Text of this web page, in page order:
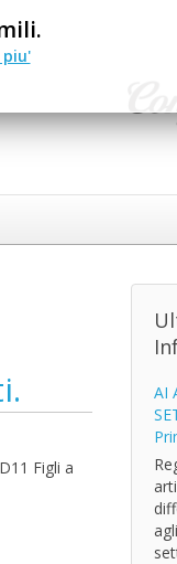
piu'
Figli a
AI